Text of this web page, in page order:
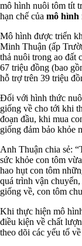
mô hình nuôi tôm tít
hạn chế của mô hình
Mô hình được triển
Minh Thuận (ấp
thả nuôi trong ao đất
67 triệu đồng (bao
hỗ trợ trên 39 triệu
Đối với hình thức
giống về cho tới khi
đoạn đầu, khi mua
giống đảm bảo khỏe
Anh Thuận chia sẻ:
sức khỏe con tôm
hao hụt con tôm
quá trình vận
giống về, con tôm
Khi thực hiện mô
điều kiện về chất
theo dõi các yếu tố